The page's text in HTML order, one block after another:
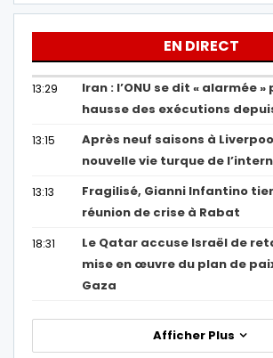
EN DIRECT
13:29
Iran : l’ONU se dit « alarmée »
hausse des exécutions
13:15
Après neuf saisons à
nouvelle vie turque de
13:13
Fragilisé, Gianni Infantino
réunion de crise à Rabat
18:31
Le Qatar accuse Israël de
mise en œuvre du plan de
Gaza
Afficher Plus